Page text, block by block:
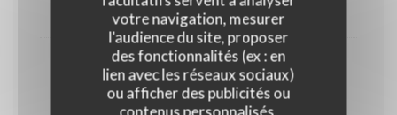
votre navigation, mesurer
l'audience du site, proposer
des fonctionnalités (ex : en
lien avec les réseaux sociaux)
ou afficher des publicités ou
12 cl
Veuve pelletier brut
13,00 EUR